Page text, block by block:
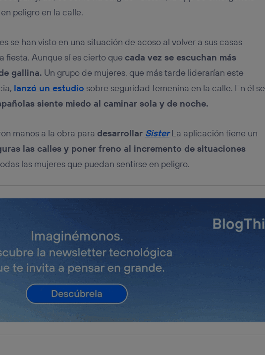
peligro en la calle.
se han visto en una situación de acoso al volver a sus casas
fiesta. Aunque sí es cierto que cada vez se escuchan más
gallina. Un grupo de mujeres, que más tarde liderarían este
lanzó un estudio sobre seguridad femenina en la calle. En él se
siente miedo al caminar sola y de noche.
manos a la obra para desarrollar SisterLa aplicación tiene un
las calles y poner freno al incremento de situaciones
las mujeres que puedan sentirse en peligro.
y consienta el uso de la tecnología recibirá el mismo identificador.
de las actividades de navegación de los miembros del hogar que
del usuario del móvil.
consentimientos Utiq seleccionando “Administrar Utiq” en la parte
web o visitando el
portal de privacidad de Utiq (“consenthub”)
consulta la política de privacidad de Utiq.